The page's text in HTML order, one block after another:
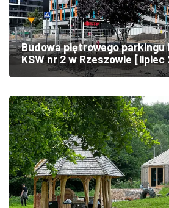
Budowa piętrowego parkingu
KSW nr 2 w Rzeszowie [lipiec